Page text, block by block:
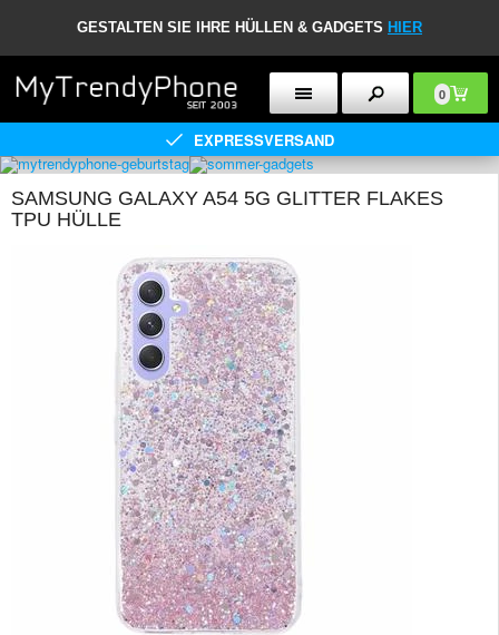
GESTALTEN SIE IHRE HÜLLEN & GADGETS HIER
0
EXPRESSVERSAND
SAMSUNG GALAXY A54 5G GLITTER FLAKES
TPU HÜLLE